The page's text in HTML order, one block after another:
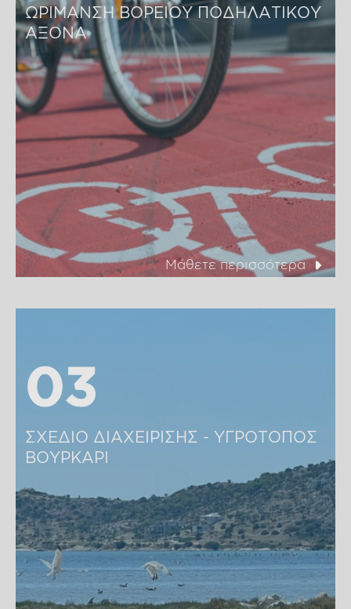
ΩΡΙΜΑΝΣΗ ΒΟΡΕΙΟΥ ΠΟΔΗΛΑΤΙΚΟΥ
ΑΞΟΝΑ
Μάθετε περισσότερα
03
03
ΣΧΕΔΙΟ ΔΙΑΧΕΙΡΙΣΗΣ - ΥΓΡΟΤΟΠΟΣ
ΒΟΥΡΚΑΡΙ